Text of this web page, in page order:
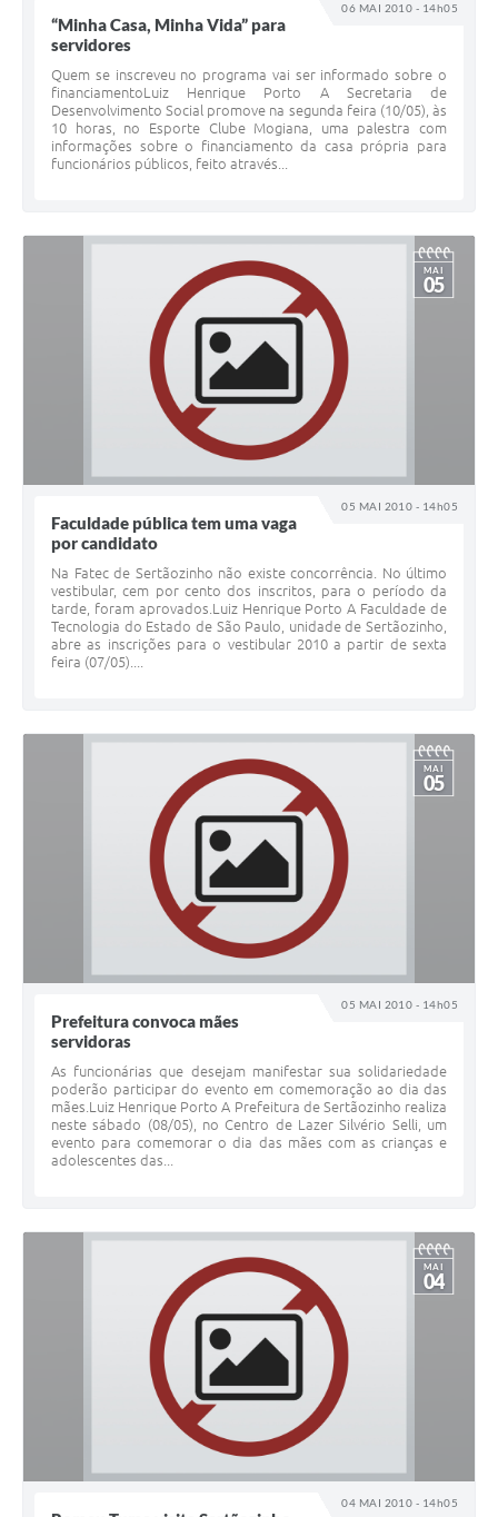
06 MAI 2010 - 14h05
“Minha Casa, Minha Vida” para
servidores
Quem se inscreveu no programa vai ser informado sobre o
financiamentoLuiz Henrique Porto A Secretaria de
Desenvolvimento Social promove na segunda feira (10/05), às
10 horas, no Esporte Clube Mogiana, uma palestra com
informações sobre o financiamento da casa própria para
funcionários públicos, feito através...
05 MAI 2010 - 14h05
MAI
05
Faculdade pública tem uma vaga
por candidato
Na Fatec de Sertãozinho não existe concorrência. No último
vestibular, cem por cento dos inscritos, para o período da
tarde, foram aprovados.Luiz Henrique Porto A Faculdade de
Tecnologia do Estado de São Paulo, unidade de Sertãozinho,
abre as inscrições para o vestibular 2010 a partir de sexta
feira (07/05)....
05 MAI 2010 - 14h05
MAI
05
Prefeitura convoca mães
servidoras
As funcionárias que desejam manifestar sua solidariedade
poderão participar do evento em comemoração ao dia das
mães.Luiz Henrique Porto A Prefeitura de Sertãozinho realiza
neste sábado (08/05), no Centro de Lazer Silvério Selli, um
evento para comemorar o dia das mães com as crianças e
adolescentes das...
04 MAI 2010 - 14h05
MAI
04